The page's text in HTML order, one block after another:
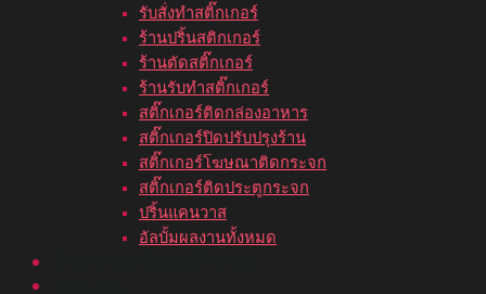
รับสั่งทำสติ๊กเกอร์
ร้านปริ้นสติกเกอร์
ร้านตัดสติ๊กเกอร์
ร้านรับทำสติ๊กเกอร์
สติ๊กเกอร์ติดกล่องอาหาร
สติ๊กเกอร์ปิดปรับปรุงร้าน
สติ๊กเกอร์โฆษณาติดกระจก
สติ๊กเกอร์ติดประตูกระจก
ปริ้นแคนวาส
อัลบั้มผลงานทั้งหมด